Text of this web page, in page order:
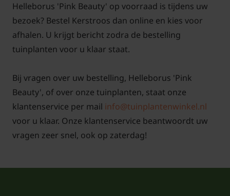
Helleborus 'Pink Beauty' op voorraad is tijdens uw
bezoek? Bestel Kerstroos dan online en kies voor
afhalen. U krijgt bericht zodra de bestelling
tuinplanten voor u klaar staat.
Bij vragen over uw bestelling, Helleborus 'Pink
Beauty', of over onze tuinplanten, staat onze
klantenservice per mail info@tuinplantenwinkel.nl
voor u klaar. Onze klantenservice beantwoordt uw
vragen zeer snel, ook op zaterdag!